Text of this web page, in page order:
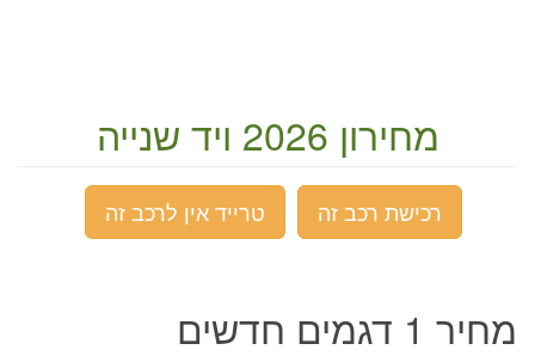
מחירון 2026 ויד שנייה
רכישת רכב זה טרייד אין לרכב זה
מחיר 1 דגמים חדשים